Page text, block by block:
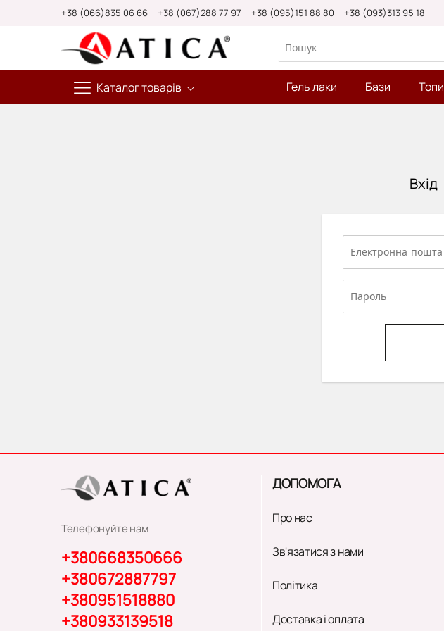
+38 (066)835 06 66 +38 (067)288 77 97 +38 (095)151 88 80 +38 (093)313 95 18
Каталог товарів Гель лаки Бази Топи
Вхід
Телефонуйте нам
+380668350666
+380672887797
+380951518880
+380933139518
ДОПОМОГА
Про нас
Зв'язатися з нами
Політика
Доставка і оплата